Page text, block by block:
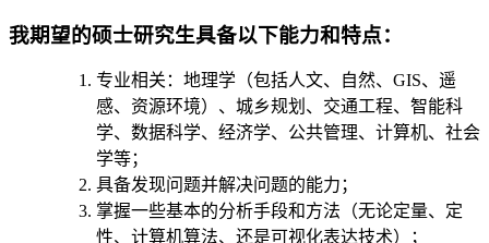
我期望的硕士研究生具备以下能力和特点：
专业相关：地理学（包括人文、自然、GIS、遥
感、资源环境）、城乡规划、交通工程、智能科
学、数据科学、经济学、公共管理、计算机、社会
学等；
具备发现问题并解决问题的能力；
掌握一些基本的分析手段和方法（无论定量、定
性、计算机算法、还是可视化表达技术）；